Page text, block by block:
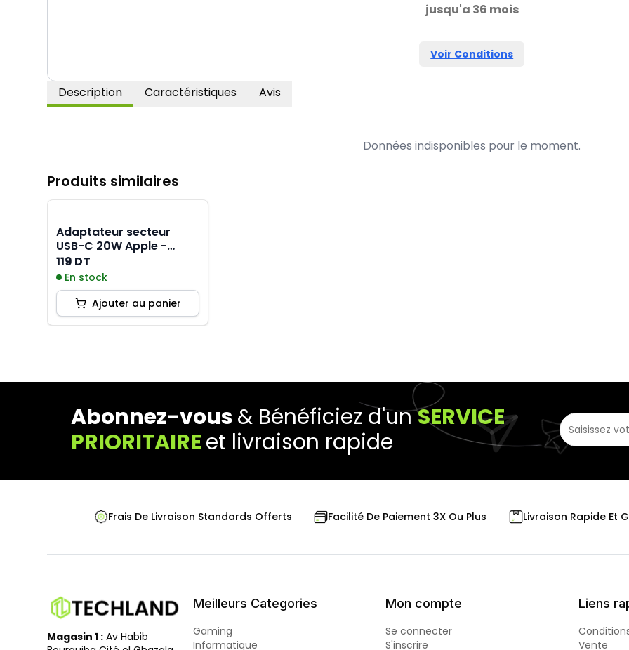
jusqu'a 36 mois
Voir Conditions
Description Caractéristiques Avis
Données indisponibles pour le moment.
Produits similaires
Adaptateur secteur
USB-C 20W Apple -
MHJE3ZM-A
119 DT
En stock
Ajouter au panier
Abonnez-vous& Bénéficiez d'unSERVICE
PRIORITAIREet livraison rapide
Frais De Livraison Standards Offerts Facilité De Paiement 3X Ou Plus Livraison Rapide Et
Magasin 1 : Av Habib
Meilleurs Categories
Gaming
Informatique
Mon compte
Se connecter
S'inscrire
Liens
Vente